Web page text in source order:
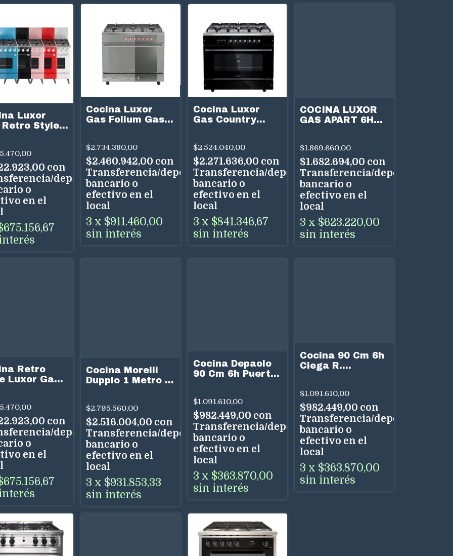
Luxor
Retro Style
con
depósito
o
en el
Cocina Luxor
Gas Folium Gas
$2.734.380,00
$2.460.942,00 con
Transferencia/depósito
bancario o
efectivo en el
local
3 x $911.460,00
sin interés
Cocina Luxor
Gas Country
$2.524.040,00
$2.271.636,00 con
Transferencia/depósito
bancario o
efectivo en el
local
3 x $841.346,67
sin interés
COCINA LUXOR
GAS APART 6H
$1.869.660,00
$1.682.694,00 con
Transferencia/depósito
bancario o
efectivo en el
local
3 x $623.220,00
sin interés
Retro
Luxor Gas
con
depósito
o
en el
Cocina Morelli
Dupplo 1 Metro 6
$2.795.560,00
$2.516.004,00 con
Transferencia/depósito
bancario o
efectivo en el
local
3 x $931.853,33
sin interés
Cocina Depaolo
90 Cm 6h Puerta
$1.091.610,00
$982.449,00 con
Transferencia/depósito
bancario o
efectivo en el
local
3 x $363.870,00
sin interés
Cocina 90 Cm 6h
Ciega R.
$1.091.610,00
$982.449,00 con
Transferencia/depósito
bancario o
efectivo en el
local
3 x $363.870,00
sin interés